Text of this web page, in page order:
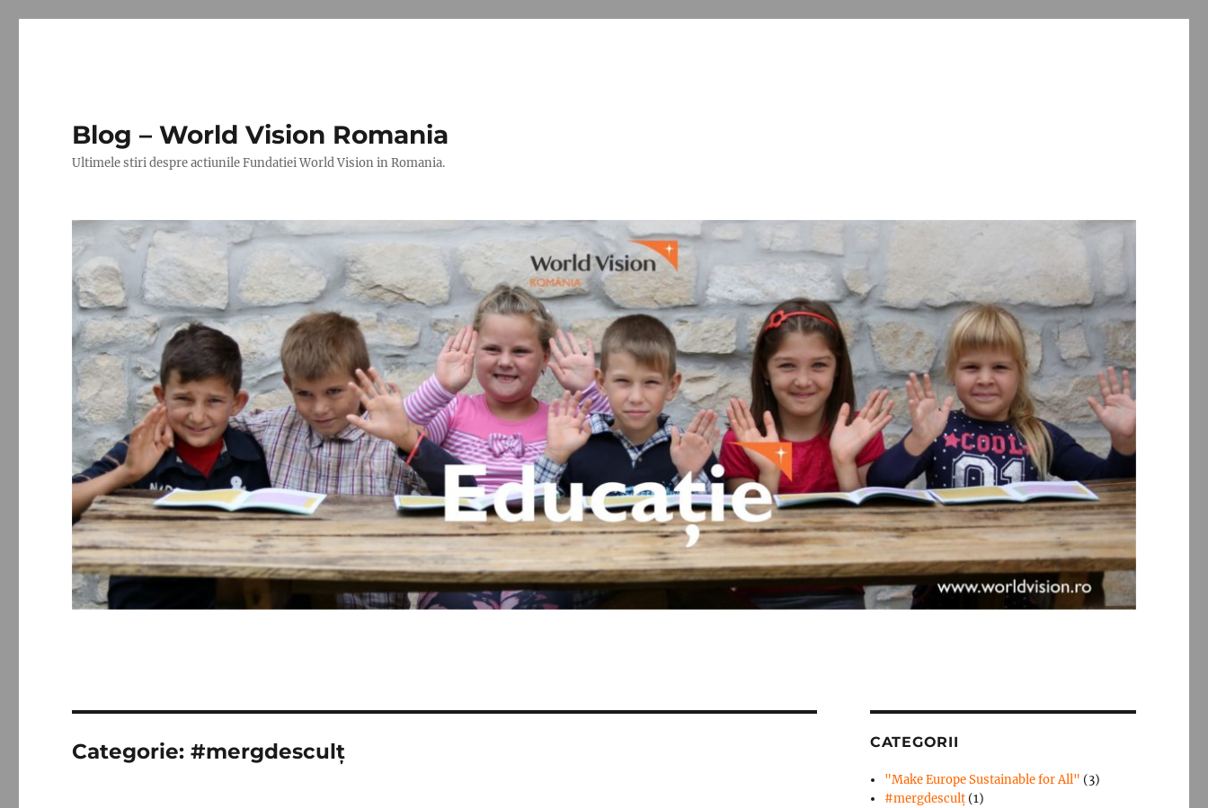
Blog – World Vision Romania
Ultimele stiri despre actiunile Fundatiei World Vision in Romania.
Categorie:#mergdesculţ CATEGORII
"Make Europe Sustainable for All" (3)
#mergdesculţ (1)